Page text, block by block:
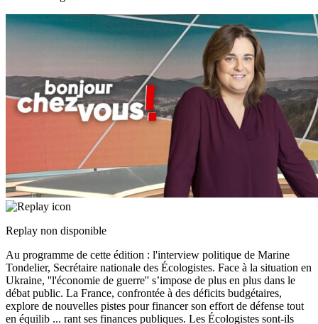
Replay non disponible
Au programme de cette édition : l'interview politique de Marine
Tondelier, Secrétaire nationale des Écologistes. Face à la situation en
Ukraine, ''l'économie de guerre'' s’impose de plus en plus dans le
débat public. La France, confrontée à des déficits budgétaires,
explore de nouvelles pistes pour financer son effort de défense tout
en équilib ... rant ses finances publiques. Les Écologistes sont-ils